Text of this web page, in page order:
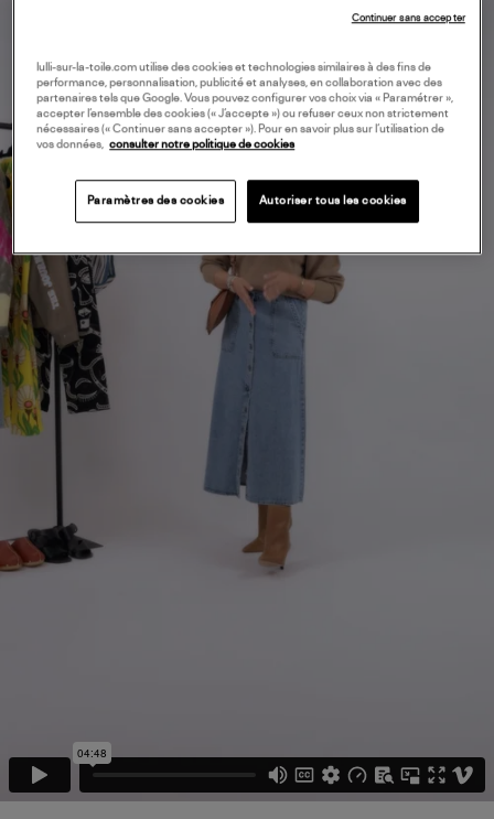
lulli-sur-la-toile.com utilise des cookies et technologies similaires à des fins de
performance, personnalisation, publicité et analyses, en collaboration avec des
partenaires tels que Google. Vous pouvez configurer vos choix via « Paramétrer »,
accepter l’ensemble des cookies (« J’accepte ») ou refuser ceux non strictement
nécessaires (« Continuer sans accepter »). Pour en savoir plus sur l’utilisation de
vos données, consulter notre politique de cookies
Paramètres des cookies Autoriser tous les cookies
Continuer sans accepter